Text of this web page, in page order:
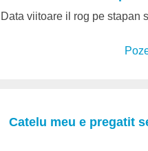
Data viitoare il rog pe stapan
Catelu meu e pregatit